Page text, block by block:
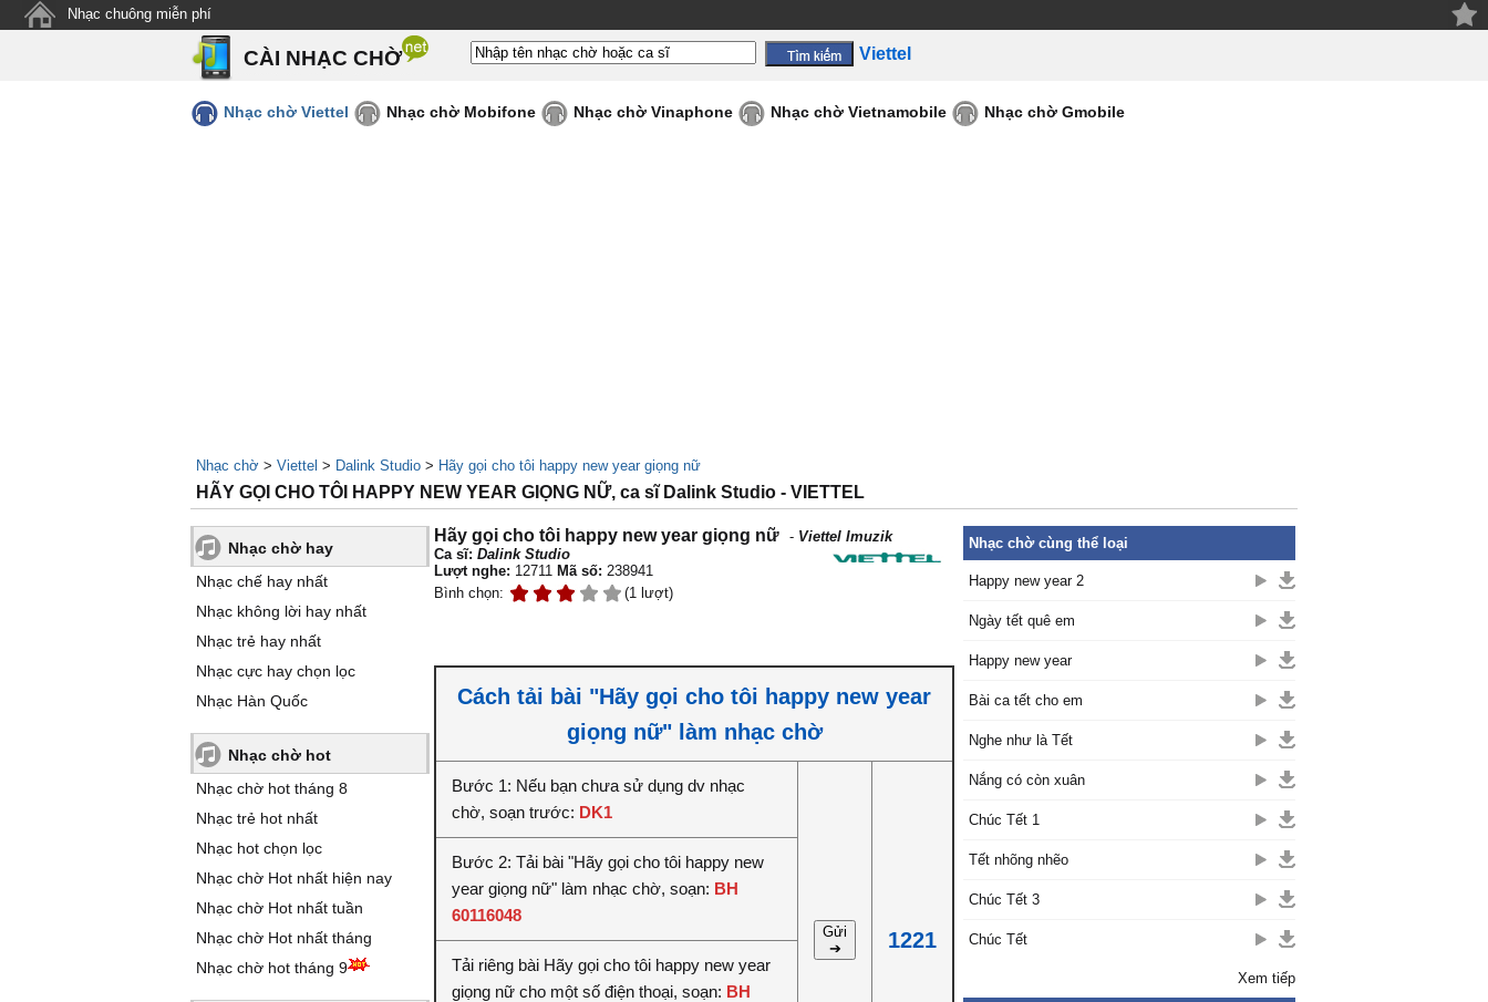
Nhạc chuông miễn phí
CÀI NHẠC CHỜ Viettel
Nhạc chờ Viettel Nhạc chờ Mobifone Nhạc chờ Vinaphone Nhạc chờ Vietnamobile Nhạc chờ Gmobile
Nhạc chờ > Viettel > Dalink Studio > Hãy gọi cho tôi happy new year giọng nữ
HÃY GỌI CHO TÔI HAPPY NEW YEAR GIỌNG NỮ, ca sĩ Dalink Studio - VIETTEL
Nhạc chờ hay
Nhạc chế hay nhất
Nhạc không lời hay nhất
Nhạc trẻ hay nhất
Nhạc cực hay chọn lọc
Nhạc Hàn Quốc
Nhạc chờ hot
Nhạc chờ hot tháng 8
Nhạc trẻ hot nhất
Nhạc hot chọn lọc
Nhạc chờ Hot nhất hiện nay
Nhạc chờ Hot nhất tuần
Nhạc chờ Hot nhất tháng
Nhạc chờ hot tháng 9
Hãy gọi cho tôi happy new year giọng nữ - Viettel Imuzik
Ca sĩ: Dalink Studio
Lượt nghe: 12711 Mã số: 238941
Bình chọn:
(1 lượt)
Cách tải bài "Hãy gọi cho tôi happy new year
giọng nữ" làm nhạc chờ
Bước 1: Nếu bạn chưa sử dụng dv nhạc
chờ, soạn trước: DK1
Gửi
➔
1221
Bước 2: Tải bài "Hãy gọi cho tôi happy new
year giọng nữ" làm nhạc chờ, soạn: BH
60116048
Tải riêng bài Hãy gọi cho tôi happy new year
giọng nữ cho một số điện thoại, soạn: BH
Nhạc chờ cùng thể loại
Happy new year 2
Ngày tết quê em
Happy new year
Bài ca tết cho em
Nghe như là Tết
Nắng có còn xuân
Chúc Tết 1
Tết nhõng nhẽo
Chúc Tết 3
Chúc Tết
Xem tiếp